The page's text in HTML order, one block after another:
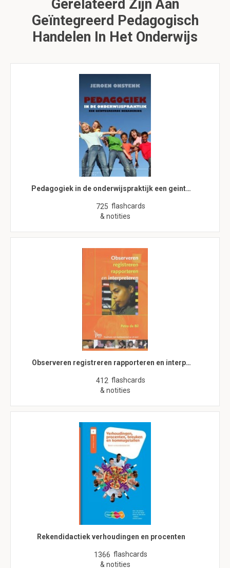
Gerelateerd Zijn Aan
Geïntegreerd Pedagogisch
Handelen In Het Onderwijs
Pedagogiek in de onderwijspraktijk een geint…
725 flashcards
& notities
Observeren registreren rapporteren en interp…
412 flashcards
& notities
Rekendidactiek verhoudingen en procenten
1366 flashcards
& notities